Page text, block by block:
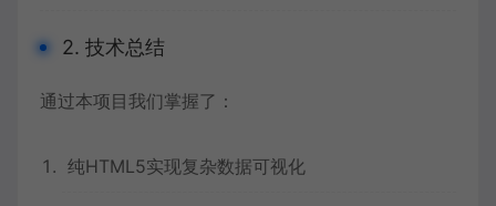
2. 技术总结
通过本项目我们掌握了：
纯HTML5实现复杂数据可视化